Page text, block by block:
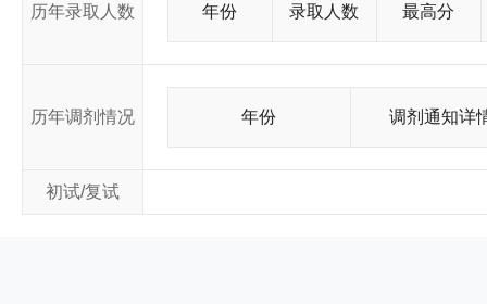
历年录取人数 年份 录取人数 最高分
历年调剂情况 年份 调剂通知详
初试/复试